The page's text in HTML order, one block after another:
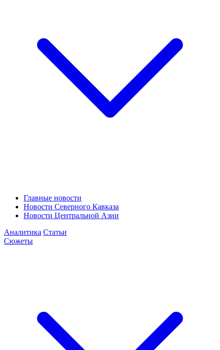
Главные новости
Новости Северного Кавказа
Новости Центральной Азии
Аналитика Статьи
Сюжеты